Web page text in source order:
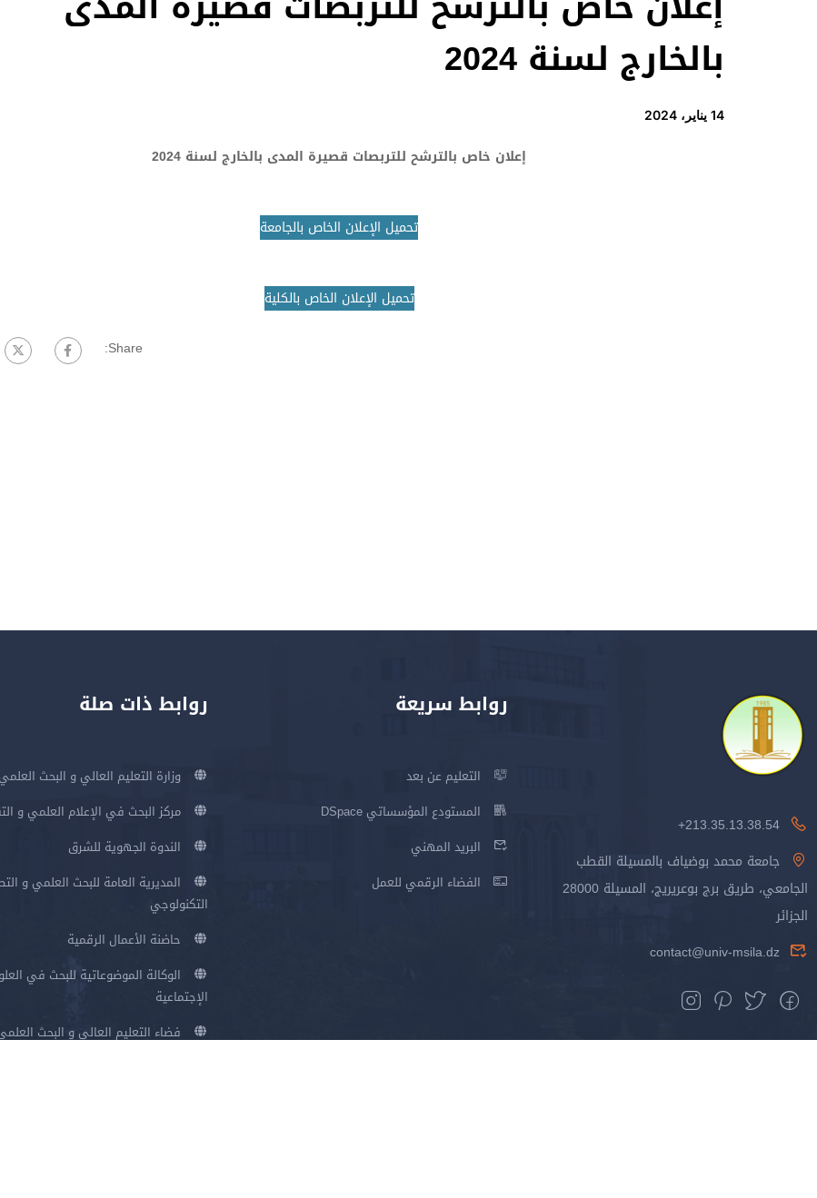
بالخارج لسنة 2024
14 يناير، 2024
إعلان خاص بالترشح للتربصات قصيرة المدى بالخارج لسنة 2024
تحميل الإعلان الخاص بالجامعة
تحميل الإعلان الخاص بالكلية
Share:
213.35.13.38.54+
جامعة محمد بوضياف بالمسيلة القطب
الجامعي، طريق برج بوعريريج، المسيلة 28000
الجزائر
contact@univ-msila.dz
روابط سريعة
التعليم عن بعد
المستودع المؤسساتي DSpace
البريد المهني
الفضاء الرقمي للعمل
روابط ذات صلة
وزارة التعليم العالي و البحث العلمي
مركز البحث في الإعلام العلمي و
الندوة الجهوية للشرق
المديرية العامة للبحث العلمي و
التكنولوجي
حاضنة الأعمال الرقمية
الوكالة الموضوعاتية للبحث في
الإجتماعية
فضاء التعليم العالي و البحث